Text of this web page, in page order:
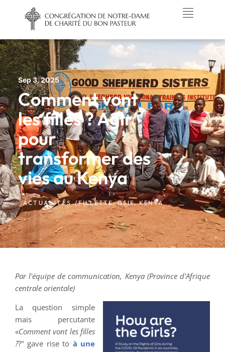
Sep 3, 2025
Comment vont
les filles ? Agir
pour
transformer des
vies au Kenya
ACTUALITÉS /FILLETTE,GSIF,KENYA
Par l'équipe de communication, Kenya (Province d'Afrique
centrale orientale)
La question simple
mais percutante
«Comment vont les filles
??" gave rise to à une